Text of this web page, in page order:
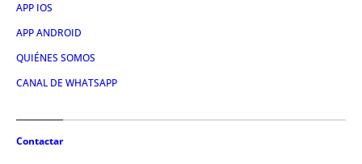
APP IOS
APP ANDROID
QUIÉNES SOMOS
CANAL DE WHATSAPP
Contactar